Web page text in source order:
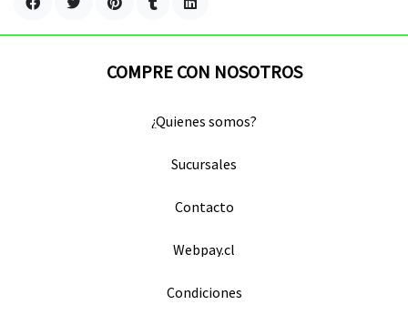
COMPRE CON NOSOTROS
¿Quienes somos?
Sucursales
Contacto
Webpay.cl
Condiciones